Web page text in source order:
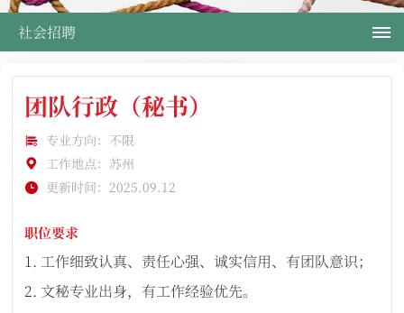
社会招聘
团队行政（秘书）
专业方向：不限
工作地点：苏州
更新时间：2025.09.12
职位要求
1. 工作细致认真、责任心强、诚实信用、有团队意识；
2. 文秘专业出身，有工作经验优先。